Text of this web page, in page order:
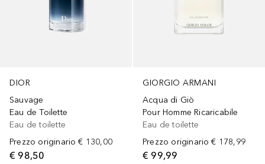
DIOR
Sauvage
Eau de Toilette
Eau de toilette
Prezzo originario € 130,00
€ 98,50
GIORGIO ARMANI
Acqua di Giò
Pour Homme Ricaricabile
Eau de toilette
Prezzo originario € 178,99
€ 99,99